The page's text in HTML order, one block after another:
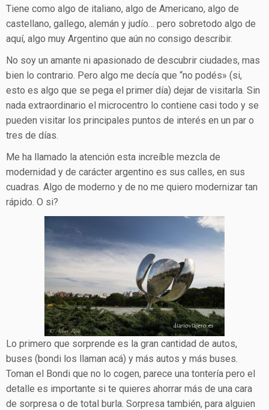
Tiene como algo de italiano, algo de Americano, algo de
castellano, gallego, alemán y judío… pero sobretodo algo de
aquí, algo muy Argentino que aún no consigo describir.
No soy un amante ni apasionado de descubrir ciudades, mas
bien lo contrario. Pero algo me decía que “no podés» (si,
esto es algo que se pega el primer día) dejar de visitarla. Sin
nada extraordinario el microcentro lo contiene casi todo y se
pueden visitar los principales puntos de interés en un par o
tres de días.
Me ha llamado la atención esta increíble mezcla de
modernidad y de carácter argentino es sus calles, en sus
cuadras. Algo de moderno y de no me quiero modernizar tan
rápido. O si?
Lo primero que sorprende es la gran cantidad de autos,
buses (bondi los llaman acá) y más autos y más buses.
Toman el Bondi que no lo cogen, parece una tontería pero el
detalle es importante si te quieres ahorrar más de una cara
de sorpresa o de total burla. Sorpresa también, para alguien